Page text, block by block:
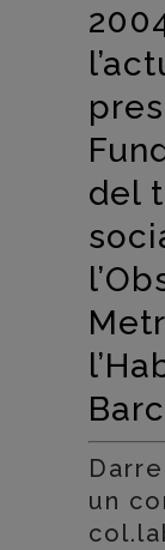
del
un